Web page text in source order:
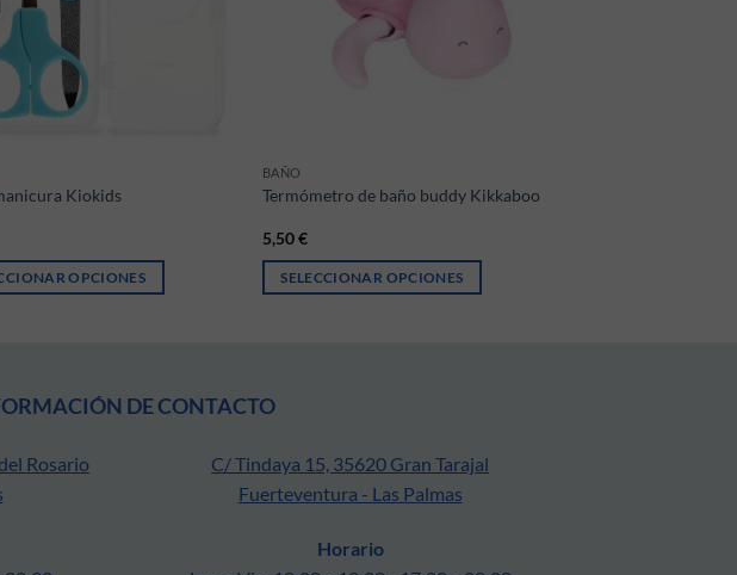
Kiokids
OPCIONES
BAÑO
Termómetro de baño buddy Kikkaboo
5,50€
SELECCIONAR OPCIONES
DE CONTACTO
Rosario
C/ Tindaya 15, 35620 Gran Tarajal
Fuerteventura - Las Palmas
Horario